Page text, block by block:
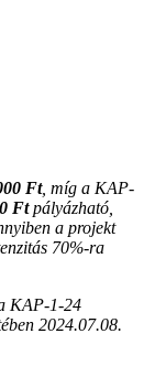
Ft, míg a KAP-
Ftpályázható,
a projekt
70%-ra
KAP-1-24
2024.07.08.